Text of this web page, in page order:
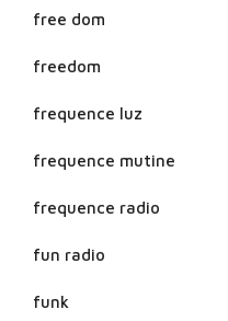
free dom
freedom
frequence luz
frequence mutine
frequence radio
fun radio
funk